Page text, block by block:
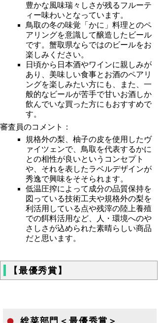
豊かな風味瑞々しさが残るフルーテ
ィー味わいとなっています。
鳥取の冬の味覚「かに」料理とのペ
アリングを意識して醸造したビール
です。蟹取県ならではのビールをお
楽しみください。
日頃から日本酒やワインに親しみが
あり、美味しい食事とお酒のペアリ
ングを楽しみたい方にも、また、一
般的なビールが苦手で甘いお酒しか
飲んでいな買った方にもおすすめで
す。
審査員のコメント：
規格外の梨、柚子の皮を使用したヴ
ァイツェンで、鳥取を代表するかに
との相性が良いというコンセプト
や、それを表したラベルデザインが
秀逸で興味をそそられます。
低温圧搾によって成分の品質保持を
図っている技術工夫や規格外の梨を
利活用している点や残滓の陸上養殖
での餌料活用など、人・環境へのや
さしさが込められた素晴らしい商品
だと思います。
【最優秀賞】